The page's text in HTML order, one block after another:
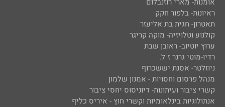
ראיונות- בלפור חקק
תאטרון- חגית בת אליעזר
קולנוע וטלויזיה- מוקה קריגר
ערוץ יוטיוב- ראובן שבת
רדיו-מוטי גרנר ז"ל.
ניוזלטר- אסנת יששכרוף
מנהל פרסום וחסויות - אמנון שלמון
קשרי ציבור ועיתונות- דיוניסוס יחסי ציבור
אנתולוגיות בינלאומיות וקשרי חוץ - איריס כליף